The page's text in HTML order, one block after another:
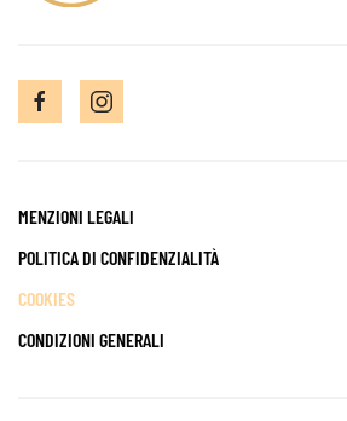
MENZIONI LEGALI
POLITICA DI CONFIDENZIALITÀ
COOKIES
CONDIZIONI GENERALI